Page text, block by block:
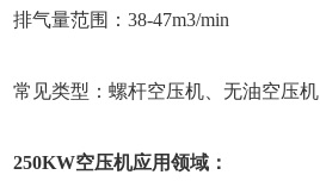
排气量范围：38-47m3/min
常见类型：螺杆空压机、无油空压机
250KW空压机应用领域：